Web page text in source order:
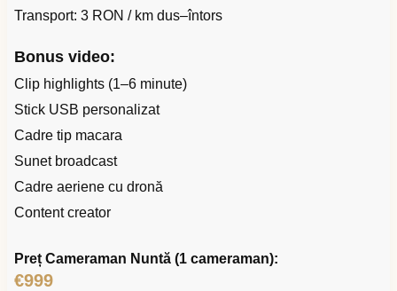
Transport: 3 RON / km dus–întors
Bonus video:
Clip highlights (1–6 minute)
Stick USB personalizat
Cadre tip macara
Sunet broadcast
Cadre aeriene cu dronă
Content creator
Preț Cameraman Nuntă (1 cameraman):
€999